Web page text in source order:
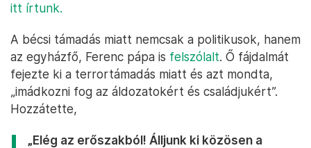
itt írtunk.
A bécsi támadás miatt nemcsak a politikusok, hanem
az egyházfő, Ferenc pápa is felszólalt. Ő fájdalmát
fejezte ki a terrortámadás miatt és azt mondta,
„imádkozni fog az áldozatokért és családjukért”.
Hozzátette,
„Elég az erőszakból! Álljunk ki közösen a